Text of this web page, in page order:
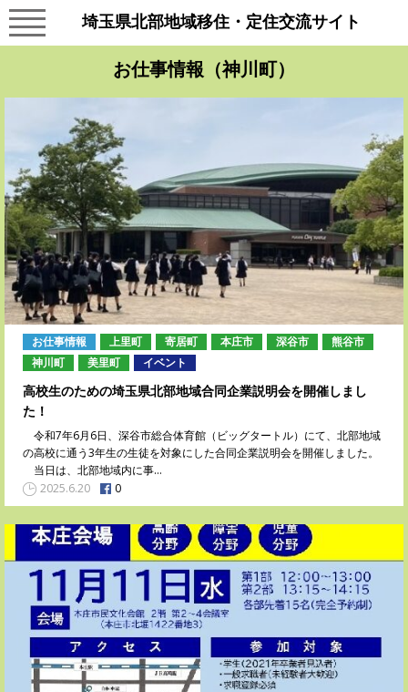
埼玉県北部地域移住・定住交流サイト
お仕事情報（神川町）
お仕事情報 上里町 寄居町 本庄市 深谷市
熊谷市
神川町
美里町 イベント
高校生のための埼玉県北部地域合同企業説明会を開催しまし
た！
令和7年6月6日、深谷市総合体育館（ビッグタートル）にて、北部地域
の高校に通う3年生の生徒を対象にした合同企業説明会を開催しました。
当日は、北部地域内に事…
2025.6.20
0